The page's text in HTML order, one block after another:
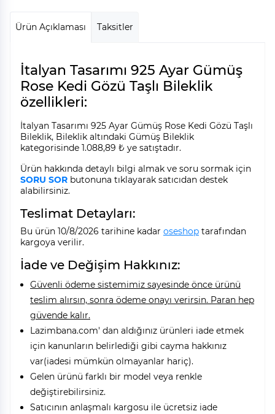
Ürün Açıklaması Taksitler
İtalyan Tasarımı 925 Ayar Gümüş
Rose Kedi Gözü Taşlı Bileklik
özellikleri:
İtalyan Tasarımı 925 Ayar Gümüş Rose Kedi Gözü Taşlı
Bileklik, Bileklik altındaki Gümüş Bileklik
kategorisinde 1.088,89 ₺ ye satıştadır.
Ürün hakkında detaylı bilgi almak ve soru sormak için
SORU SOR butonuna tıklayarak satıcıdan destek
alabilirsiniz.
Teslimat Detayları:
Bu ürün 10/8/2026 tarihine kadar oseshop tarafından
kargoya verilir.
İade ve Değişim Hakkınız:
Güvenli ödeme sistemimiz sayesinde önce ürünü
teslim alırsın, sonra ödeme onayı verirsin. Paran hep
güvende kalır.
Lazimbana.com' dan aldığınız ürünleri iade etmek
için kanunların belirlediği gibi cayma hakkınız
var(iadesi mümkün olmayanlar hariç).
Gelen ürünü farklı bir model veya renkle
değiştirebilirsiniz.
Satıcının anlaşmalı kargosu ile ücretsiz iade